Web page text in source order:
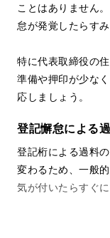
ことはありません
怠が発覚したらす
特に代表取締役の
準備や押印が少な
応しましょう。
登記懈怠による
登記桁による過料
変わるため、一般
気が付いたらすぐ